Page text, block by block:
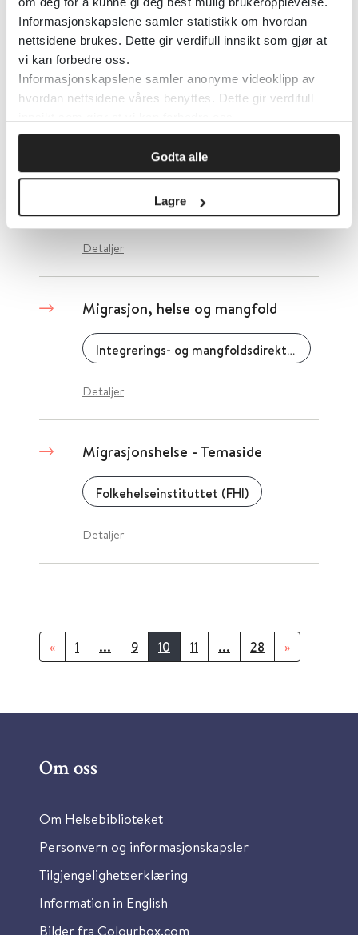
Informasjonskapslene samler statistikk om hvordan
nettsidene brukes. Dette gir verdifull innsikt som gjør at
vi kan forbedre oss.
Informasjonskapslene samler anonyme videoklipp av
hvordan nettsidene våres benyttes. Dette gir verdifull
Godta alle
Lagre
laboratorieanalyser
Detaljer
Mikrobespesifikke tiltak
Detaljer
Migrasjon, helse og mangfold
Integrerings- og mangfoldsdirektoratet (IMDi)
Detaljer
Migrasjonshelse - Temaside
Folkehelseinstituttet (FHI)
Detaljer
« 1 ... 9 10 11 ... 28 »
Om oss
Om Helsebiblioteket
Personvern og informasjonskapsler
Tilgjengelighetserklæring
Information in English
Bilder fra Colourbox.com